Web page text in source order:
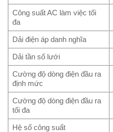
Công suất AC làm việc tối
đa
Dải điện áp danh nghĩa
Dải tần số lưới
Cường độ dòng điện đầu ra
định mức
Cường độ dòng điện đầu ra
tối đa
Hệ số công suất